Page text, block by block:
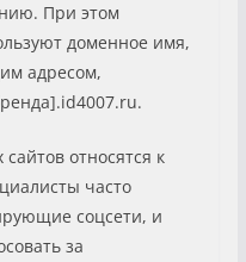
При этом
доменное имя,
адресом,
относятся к
часто
соцсети, и
за